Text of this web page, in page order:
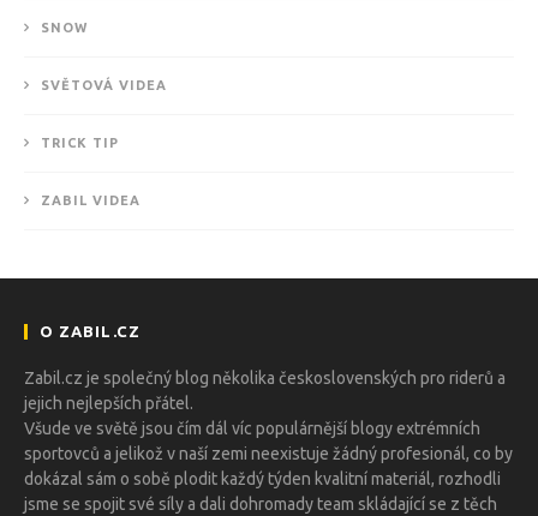
SNOW
SVĚTOVÁ VIDEA
TRICK TIP
ZABIL VIDEA
O ZABIL.CZ
Zabil.cz je společný blog několika československých pro riderů a
jejich nejlepších přátel.
Všude ve světě jsou čím dál víc populárnější blogy extrémních
sportovců a jelikož v naší zemi neexistuje žádný profesionál, co by
dokázal sám o sobě plodit každý týden kvalitní materiál, rozhodli
jsme se spojit své síly a dali dohromady team skládající se z těch